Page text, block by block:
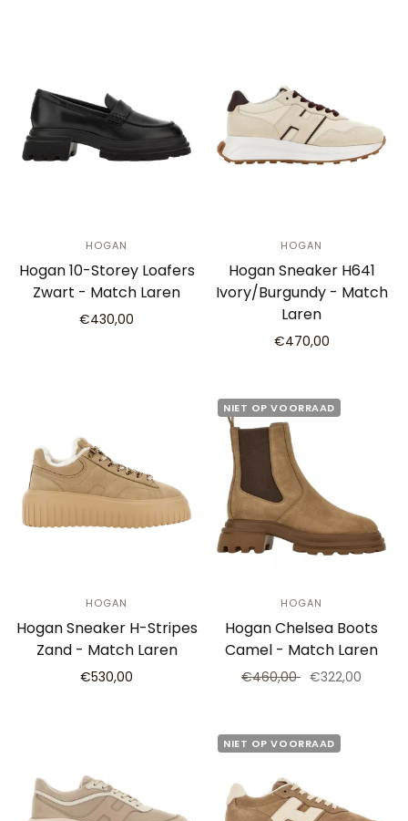
HOGAN
Hogan 10-Storey Loafers
Zwart - Match Laren
€430,00
HOGAN
Hogan Sneaker H641
Ivory/Burgundy - Match
Laren
€470,00
HOGAN
Hogan Sneaker H-Stripes
Zand - Match Laren
€530,00
NIET OP VOORRAAD
HOGAN
Hogan Chelsea Boots
Camel - Match Laren
€460,00 €322,00
NIET OP VOORRAAD